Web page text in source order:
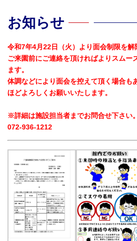
お知らせ
令和7年4月22日（火）より面会制限を解
ご来園前にご連絡を頂ければよりスムー
ます。
体調などにより面会を控えて頂く場合も
ほどよろしくお願いいたします。
※詳細は施設担当者までお問合せ下さい。
072-936-1212